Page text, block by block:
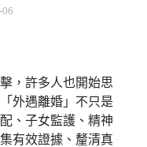
06
，許多人也開始思
外遇離婚」不只是
、子女監護、精神
有效證據、釐清真